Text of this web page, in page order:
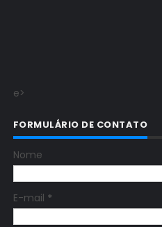
e>
FORMULÁRIO DE CONTATO
Nome
E-mail *